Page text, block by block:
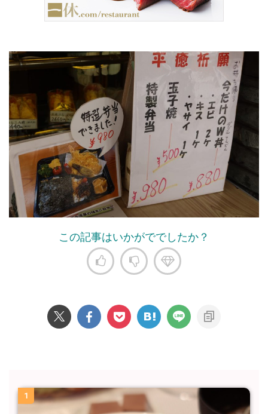
この記事はいかがででしたか？
1